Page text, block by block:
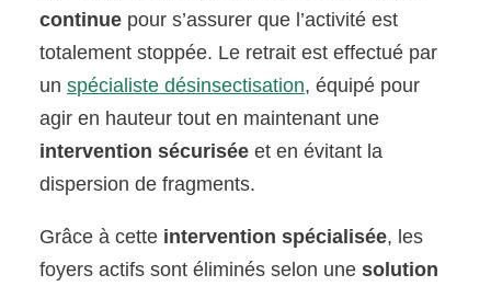
continue pour s’assurer que l’activité est
totalement stoppée. Le retrait est effectué par
unspécialiste désinsectisation, équipé pour
agir en hauteur tout en maintenant une
intervention sécurisée et en évitant la
dispersion de fragments.
Grâce à cette intervention spécialisée, les
foyers actifs sont éliminés selon unesolution